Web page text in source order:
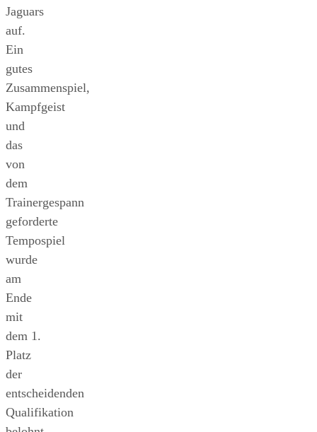
Jaguars
auf.
Ein
gutes
Zusammenspiel,
Kampfgeist
und
das
von
dem
Trainergespann
geforderte
Tempospiel
wurde
am
Ende
mit
dem 1.
Platz
der
entscheidenden
Qualifikation